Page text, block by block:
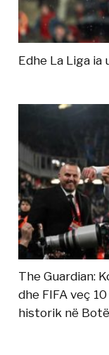
Edhe La Liga
The Guardian:
dhe FIFA veç
historik në